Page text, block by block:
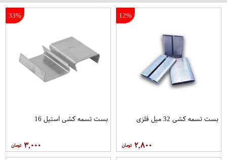
12%
بست تسمه کشی 32 میل فلزی
۲,۸۰۰
33%
بست تسمه کشی استیل 16
۳,۰۰۰